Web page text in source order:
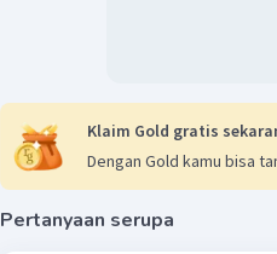
Klaim Gold gratis
Dengan Gold kamu bisa
Pertanyaan serupa